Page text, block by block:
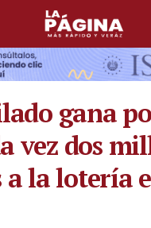
gana
vez dos
a la lotería